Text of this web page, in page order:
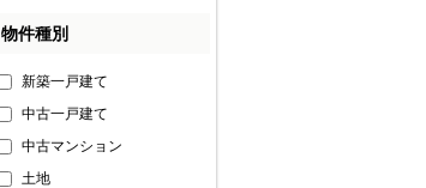
物件種別
新築一戸建て
中古一戸建て
中古マンション
土地